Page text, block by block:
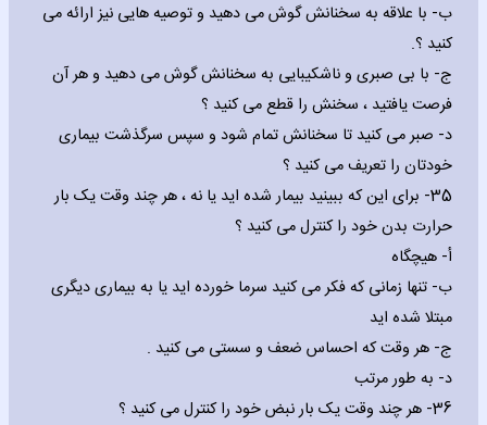
‌ب- با علاقه به سخنانش گوش می دهید و توصیه هایی نیز ارائه می
کنید ؟.
‌ج- با بی صبری و ناشکیبایی به سخنانش گوش می دهید و هر آن
فرصت یافتید ، سخنش را قطع می کنید ؟
‌د- صبر می کنید تا سخنانش تمام شود و سپس سرگذشت بیماری
خودتان را تعریف می کنید ؟
35- برای این که ببینید بیمار شده اید یا نه ، هر چند وقت یک بار
حرارت بدن خود را کنترل می کنید ؟
‌أ- هیچگاه
‌ب- تنها زمانی که فکر می کنید سرما خورده اید یا به بیماری دیگری
مبتلا شده اید
‌ج- هر وقت که احساس ضعف و سستی می کنید .
‌د- به طور مرتب
36- هر چند وقت یک بار نبض خود را کنترل می کنید ؟